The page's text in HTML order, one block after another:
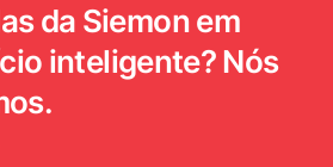
da Siemon em
inteligente? Nós